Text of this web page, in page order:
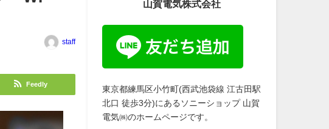
staff
Feedly
山賀電気株式会社
東京都練馬区小竹町(西武池袋線 江古田駅
北口 徒歩3分)にあるソニーショップ 山賀
電気㈱のホームページです。